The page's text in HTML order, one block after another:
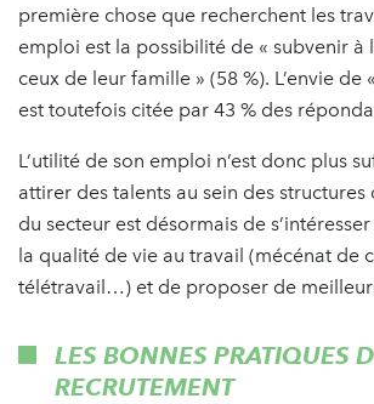
première chose que recherchent les
emploi est la possibilité de « subvenir à
ceux de leur famille » (58 %). L’envie de
est toutefois citée par 43 % des
L’utilité de son emploi n’est donc plus
attirer des talents au sein des structures
du secteur est désormais de
la qualité de vie au travail (mécénat de
télétravail…) et de proposer de
LES BONNES PRATIQUES
RECRUTEMENT